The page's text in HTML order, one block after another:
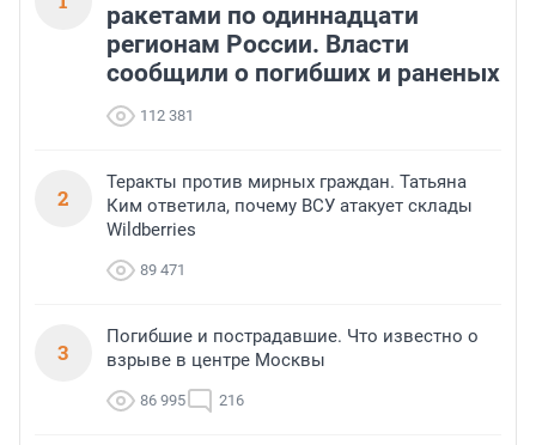
ракетами по одиннадцати
регионам России. Власти
сообщили о погибших и раненых
112 381
2
Теракты против мирных граждан. Татьяна
Ким ответила, почему ВСУ атакует склады
Wildberries
89 471
3
Погибшие и пострадавшие. Что известно о
взрыве в центре Москвы
86 995 216